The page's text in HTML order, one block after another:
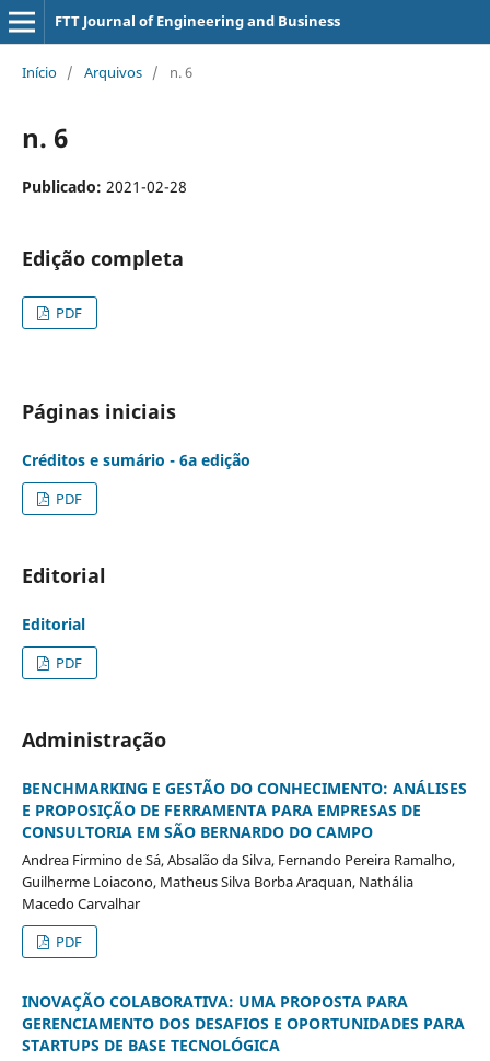
FTT Journal of Engineering and Business
Início / Arquivos / n. 6
n. 6
Publicado: 2021-02-28
Edição completa
PDF
Páginas iniciais
Créditos e sumário - 6a edição
PDF
Editorial
Editorial
PDF
Administração
BENCHMARKING E GESTÃO DO CONHECIMENTO: ANÁLISES
E PROPOSIÇÃO DE FERRAMENTA PARA EMPRESAS DE
CONSULTORIA EM SÃO BERNARDO DO CAMPO
Andrea Firmino de Sá, Absalão da Silva, Fernando Pereira Ramalho,
Guilherme Loiacono, Matheus Silva Borba Araquan, Nathália
Macedo Carvalhar
PDF
INOVAÇÃO COLABORATIVA: UMA PROPOSTA PARA
GERENCIAMENTO DOS DESAFIOS E OPORTUNIDADES PARA
STARTUPS DE BASE TECNOLÓGICA